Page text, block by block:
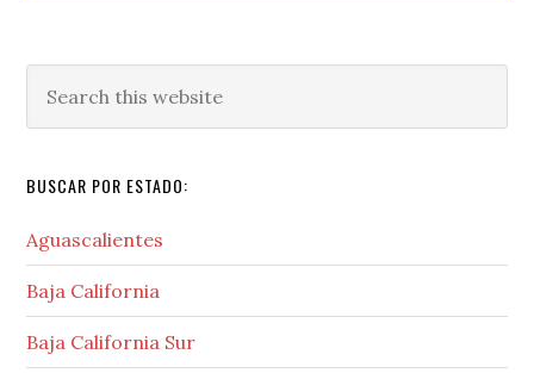
this
BUSCAR POR ESTADO:
Aguascalientes
Baja California
Baja California Sur